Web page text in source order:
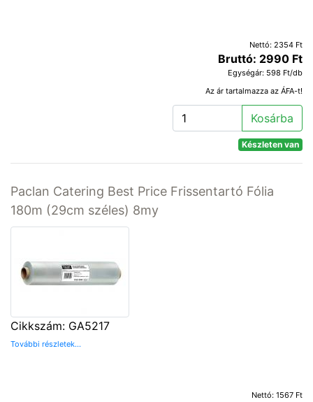
Nettó: 2354 Ft
Bruttó: 2990 Ft
Egységár: 598 Ft/db
Az ár tartalmazza az ÁFA-t!
Kosárba
Készleten van
Paclan Catering Best Price Frissentartó Fólia
180m (29cm széles) 8my
Cikkszám: GA5217
További részletek...
Nettó: 1567 Ft